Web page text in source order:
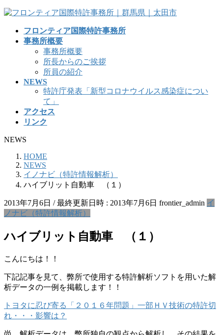
コ
ナ
フロンティア国際特許事務所
事務所概要
事務所概要
所長からのご挨拶
所員の紹介
NEWS
特許庁発表「新型コロナウイルス感染症につい
て」
アクセス
リンク
NEWS
HOME
NEWS
イノナビ（特許情報解析）
ハイブリット自動車 （１）
2013年7月6日 / 最終更新日時 : 2013年7月6日 frontier_admin イ
ノナビ（特許情報解析）
ハイブリット自動車 （１）
こんにちは！！
下記記事を見て、弊所で使用する特許解析ソフトを用いた解
析データの一例を掲載します！！
トヨタに忍び寄る「２０１６年問題」一部ＨＶ技術の特許切
れ・・・影響は？